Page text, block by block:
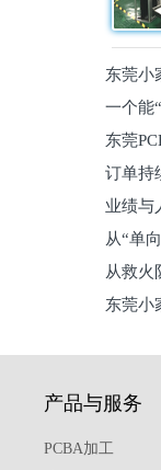
东莞小
员工一个能
东莞
维锁客法
订单持
理死穴必
业绩与
从“单
关键从救火
东莞小
产品与服务
PCBA加工